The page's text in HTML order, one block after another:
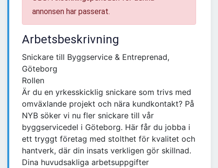
annonsen har passerat.
Arbetsbeskrivning
Snickare till Byggservice & Entreprenad,
Göteborg
Rollen
Är du en yrkesskicklig snickare som trivs med
omväxlande projekt och nära kundkontakt? På
NYB söker vi nu fler snickare till vår
byggservicedel i Göteborg. Här får du jobba i
ett tryggt företag med stolthet för kvalitet och
hantverk, där din insats verkligen gör skillnad.
Dina huvudsakliga arbetsuppgifter